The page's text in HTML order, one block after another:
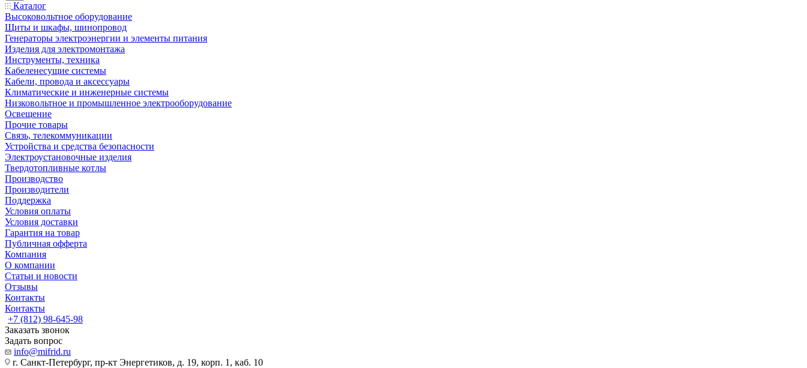
Каталог
Высоковольтное оборудование
Щиты и шкафы, шинопровод
Генераторы электроэнергии и элементы питания
Изделия для электромонтажа
Инструменты, техника
Кабеленесущие системы
Кабели, провода и аксессуары
Климатические и инженерные системы
Низковольтное и промышленное электрооборудование
Освещение
Прочие товары
Связь, телекоммуникации
Устройства и средства безопасности
Электроустановочные изделия
Твердотопливные котлы
Производство
Производители
Поддержка
Условия оплаты
Условия доставки
Гарантия на товар
Публичная офферта
Компания
О компании
Статьи и новости
Отзывы
Контакты
Контакты
+7 (812) 98-645-98
Заказать звонок
Задать вопрос
info@mifrid.ru
г. Санкт-Петербург, пр-кт Энергетиков, д. 19, корп. 1, каб. 10